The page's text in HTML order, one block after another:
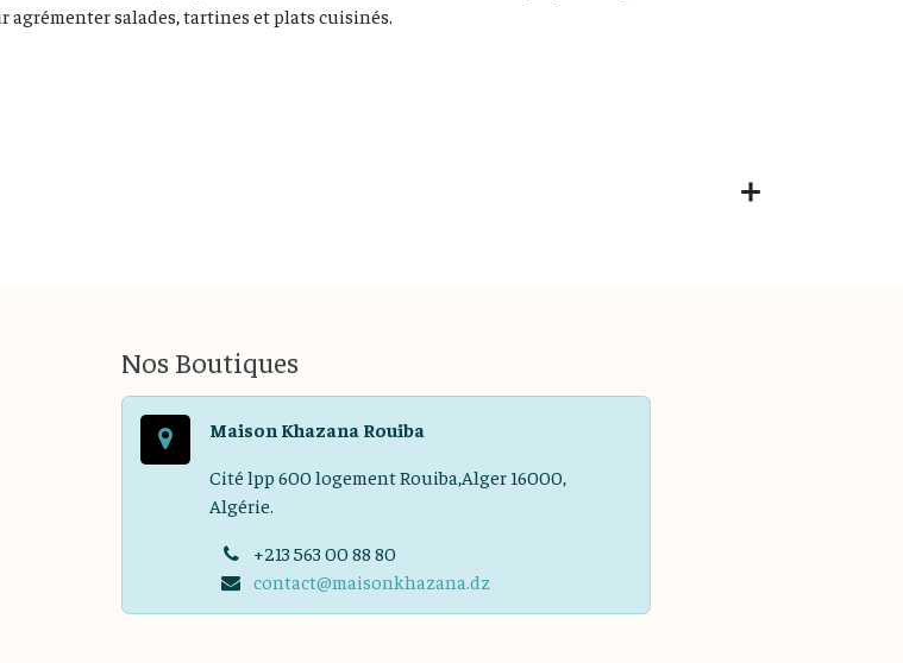
agrémenter salades, tartines et plats cuisinés.
Nos Boutiques
Maison Khazana Rouiba
Cité lpp 600 logement Rouiba,Alger 16000,
Algérie.
+213 563 00 88 80
contact@maisonkhazana.dz